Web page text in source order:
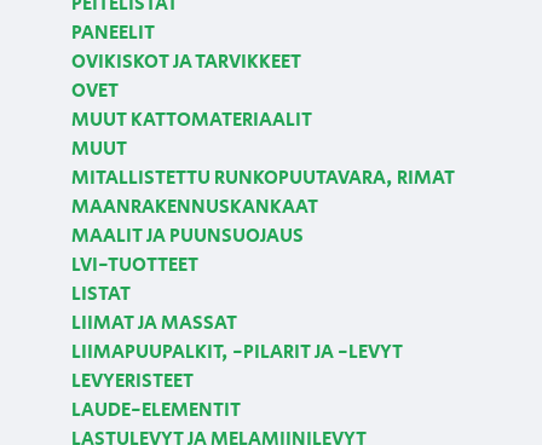
PANEELIT
OVIKISKOT JA TARVIKKEET
OVET
MUUT KATTOMATERIAALIT
MUUT
MITALLISTETTU RUNKOPUUTAVARA, RIMAT
MAANRAKENNUSKANKAAT
MAALIT JA PUUNSUOJAUS
LVI-TUOTTEET
LISTAT
LIIMAT JA MASSAT
LIIMAPUUPALKIT, -PILARIT JA -LEVYT
LEVYERISTEET
LAUDE-ELEMENTIT